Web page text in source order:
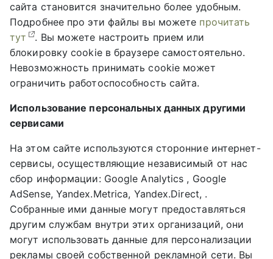
сайта становится значительно более удобным.
Подробнее про эти файлы вы можете прочитать
тут
. Вы можете настроить прием или
блокировку cookie в браузере самостоятельно.
Невозможность принимать cookie может
ограничить работоспособность сайта.
Использование персональных данных другими
сервисами
На этом сайте используются сторонние интернет-
сервисы, осуществляющие независимый от нас
сбор информации: Google Analytics , Google
AdSense, Yandex.Metrica, Yandex.Direct, .
Собранные ими данные могут предоставляться
другим службам внутри этих организаций, они
могут использовать данные для персонализации
рекламы своей собственной рекламной сети. Вы